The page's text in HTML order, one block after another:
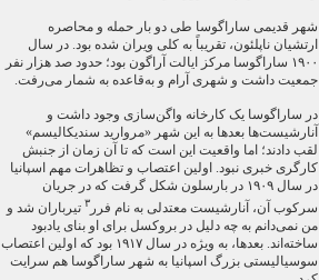
شهر قدیمی ساراگوسا طی دو بار حمله و محاصره
ارتشیان ناپلئون، تقریباً به کلی ویران شده بود. در سال
۱۹۰۰ ساراگوسا مرکز ایالت آراگون بود؛ حدود صد هزار نفر
جمعیت داشت و شهری آرام و به‌قاعده به شمار می‌رفت.
در ساراگوسا یک کارخانه واگن‌سازی وجود داشت و
آنارشیست‌ها بعدها به این شهر «مروارید سندیکالیسم»
لقب دادند؛ اما واقعیت این است که تا آن زمان از جنبش
کارگری خبری نبود. اولین اعتصاب و تظاهرات مهم اسپانیا
در سال ۱۹۰۹ در بارسلون شکل گرفت که در جریان
سرکوب آن، آنارشیست معتدلی به نام فرر ۳ تیرباران شد و
من نمی‌دانم به چه دلیل در بروکسل برای او بنای یادبود
ساخته‌اند. بعدها، به ویژه در سال ۱۹۱۷ بود که اولین اعتصاب
سوسیالیستی بزرگ اسپانیا به شهر ساراگوسا هم سرایت